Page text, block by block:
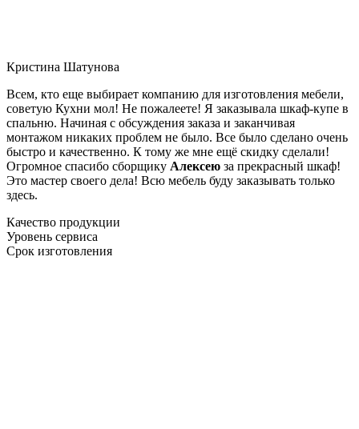
Кристина Шатунова
Всем, кто еще выбирает компанию для изготовления мебели,
советую Кухни мол! Не пожалеете! Я заказывала шкаф-купе в
спальню. Начиная с обсуждения заказа и заканчивая
монтажом никаких проблем не было. Все было сделано очень
быстро и качественно. К тому же мне ещё скидку сделали!
Огромное спасибо сборщику Алексею за прекрасный шкаф!
Это мастер своего дела! Всю мебель буду заказывать только
здесь.
Качество продукции
Уровень сервиса
Срок изготовления